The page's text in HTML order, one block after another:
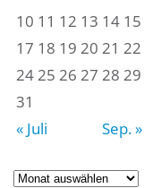
10 11 12 13 14 15
17 18 19 20 21 22
2425 26 27 28 29
31
« Juli
Sep. »
Archiv